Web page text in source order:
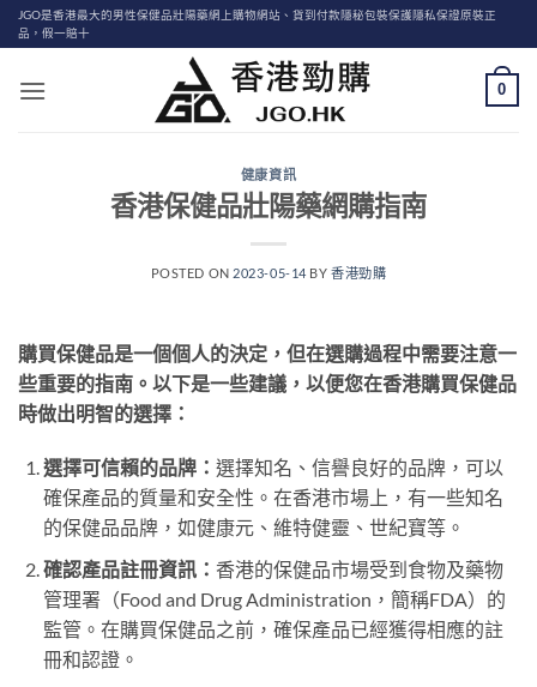
Skip
to
JGO是香港最大的男性保健品壯陽藥網上購物網站、貨到付款隱秘包裝保護隱私保證原裝正
品，假一賠十
0
健康資訊
香港保健品壯陽藥網購指南
POSTED ON 2023-05-14 BY香港勁購
購買保健品是一個個人的決定，但在選購過程中需要注意一
些重要的指南。以下是一些建議，以便您在香港購買保健品
時做出明智的選擇：
選擇可信賴的品牌： 選擇知名、信譽良好的品牌，可以
確保產品的質量和安全性。在香港市場上，有一些知名
的保健品品牌，如健康元、維特健靈、世紀寶等。
確認產品註冊資訊： 香港的保健品市場受到食物及藥物
管理署（Food and Drug Administration，簡稱FDA）的
監管。在購買保健品之前，確保產品已經獲得相應的註
冊和認證。